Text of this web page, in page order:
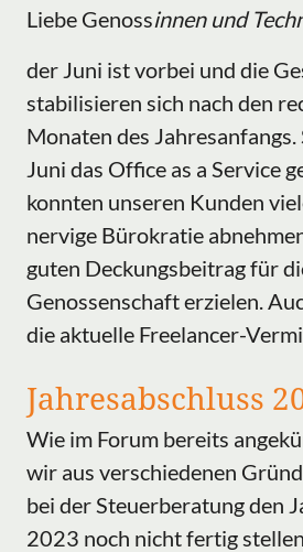
Liebe Genossinnen und
der Juni ist vorbei und die
stabilisieren sich nach den
Monaten des
Juni das Office as a Service
konnten unseren Kunden
nervige Bürokratie
guten Deckungsbeitrag für
Genossenschaft erzielen.
die aktuelle Freelancer-
Jahresabschluss
Wie im Forum bereits
wir aus verschiedenen
bei der Steuerberatung den
2023 noch nicht fertig